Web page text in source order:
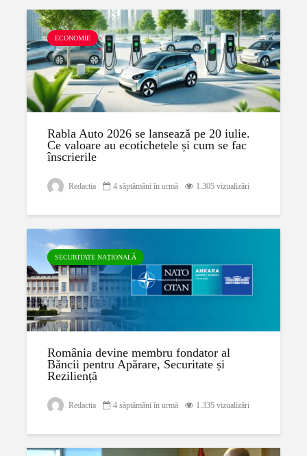
ECONOMIE
Rabla Auto 2026 se lansează pe 20 iulie.
Ce valoare au ecotichetele și cum se fac
înscrierile
Redactia 4 săptămâni în urmă 1.305 vizualizări
SECURITATE NAȚIONALĂ
România devine membru fondator al
Băncii pentru Apărare, Securitate și
Reziliență
Redactia 4 săptămâni în urmă 1.335 vizualizări